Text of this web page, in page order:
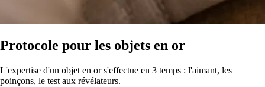
Protocole pour les objets en or
L'expertise d'un objet en or s'effectue en 3 temps : l'aimant, les
poinçons, le test aux révélateurs.